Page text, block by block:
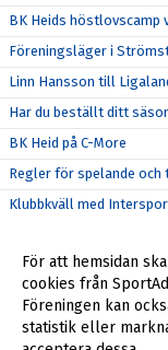
BK Heids höstlovscamp
Föreningsläger i
Linn Hansson till
Har du beställt ditt
BK Heid på C-More
Regler för spelande och
Klubbkväll med
Hanna Wedenby spelar
BK Heid hälsar sin nya
välkommen!
För att hemsidan
cookies från
Föreningen kan
statistik eller